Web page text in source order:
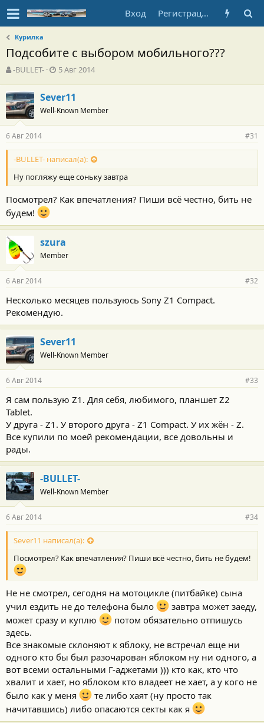
Вход Регистрация
Курилка
Подсобите с выбором мобильного???
А
т
о
р
т
е
м
ы
-BULLET-
Д
а
н
а
л
а
5 Авг 2014
Sever11
Well-Known Member
6 Авг 2014 #31
-BULLET- написал(а):
Ну погляжу еще соньку завтра
Посмотрел? Как впечатления? Пиши всё честно, бить не
будем!
szura
Member
6 Авг 2014 #32
Несколько месяцев пользуюсь Sony Z1 Compact.
Рекомендую.
Sever11
Well-Known Member
6 Авг 2014 #33
Я сам пользую Z1. Для себя, любимого, планшет Z2
Tablet.
У друга - Z1. У второго друга - Z1 Compact. У их жён - Z.
Все купили по моей рекомендации, все довольны и
рады.
-BULLET-
Well-Known Member
6 Авг 2014 #34
Sever11 написал(а):
Посмотрел? Как впечатления? Пиши всё честно, бить не будем!
Не не смотрел, сегодня на мотоцикле (питбайке) сына
учил ездить не до телефона было
завтра может заеду,
может сразу и куплю
потом обязательно отпишусь
здесь.
Все знакомые склоняют к яблоку, не встречал еще ни
одного кто бы был разочарован яблоком ну ни одного, а
вот всеми остальными Г-аджетами ))) кто как, кто что
хвалит и хает, но яблоком кто владеет не хает, а у кого не
было как у меня
те либо хаят (ну просто так
начитавшись) либо опасаются секты как я